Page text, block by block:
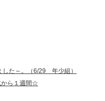
した～。（6/29 年少組）
ら１週間☆